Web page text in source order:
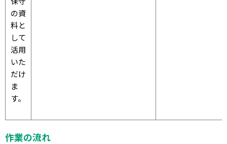
の資
料と
して
活用
いた
だけ
ま
す。
作業の流れ